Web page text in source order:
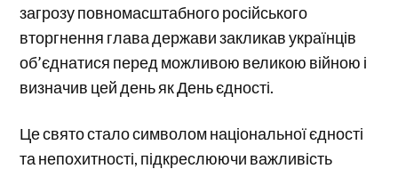
загрозу повномасштабного російського
вторгнення глава держави закликав українців
об’єднатися перед можливою великою війною і
визначив цей день як День єдності.
Це свято стало символом національної єдності
та непохитності, підкреслюючи важливість